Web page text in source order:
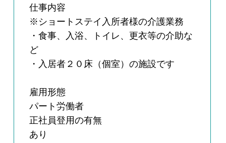
仕事内容
※ショートステイ入所者様の介護業務
・食事、入浴、トイレ、更衣等の介助な
ど
・入居者２０床（個室）の施設です
雇用形態
パート労働者
正社員登用の有無
あり